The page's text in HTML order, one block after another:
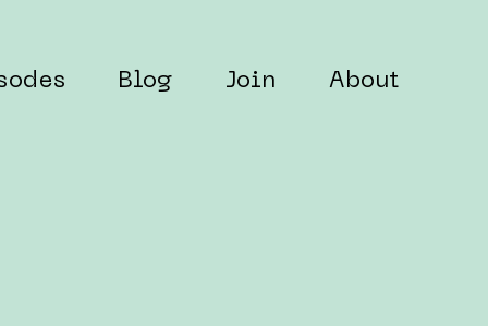
Blog Join About